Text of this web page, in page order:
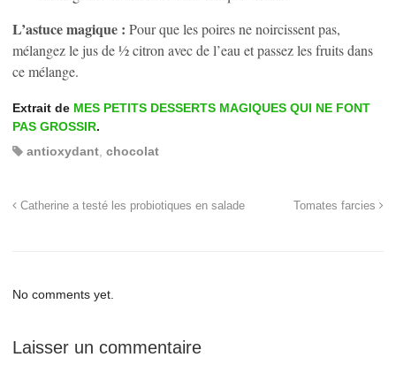
L’astuce magique : Pour que les poires ne noircissent pas,
mélangez le jus de ½ citron avec de l’eau et passez les fruits dans
ce mélange.
Extrait de MES PETITS DESSERTS MAGIQUES QUI NE FONT
PAS GROSSIR.
antioxydant, chocolat
Catherine a testé les probiotiques en salade Tomates farcies
No comments yet.
Laisser un commentaire